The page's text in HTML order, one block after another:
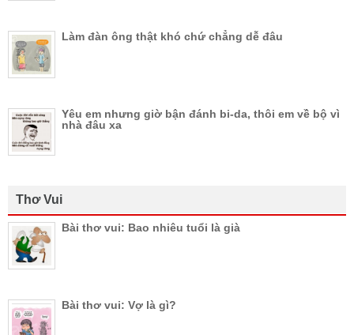
Làm đàn ông thật khó chứ chẳng dễ đâu
Yêu em nhưng giờ bận đánh bi-da, thôi em về bộ vì
nhà đâu xa
Thơ Vui
Bài thơ vui: Bao nhiêu tuổi là già
Bài thơ vui: Vợ là gì?